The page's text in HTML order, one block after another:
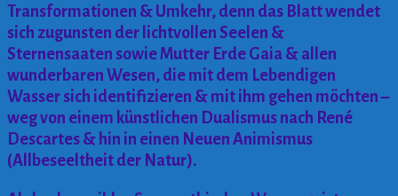
Transformationen & Umkehr, denn das Blatt wendet
sich zugunsten der lichtvollen Seelen &
Sternensaaten sowie Mutter Erde Gaia & allen
wunderbaren Wesen, die mit dem Lebendigen
Wasser sich identifizieren & mit ihm gehen möchten –
weg von einem künstlichen Dualismus nach René
Descartes & hin in einen Neuen Animismus
(Allbeseeltheit der Natur).